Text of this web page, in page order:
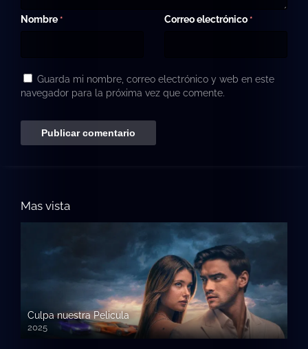
Nombre * Correo electrónico *
Guarda mi nombre, correo electrónico y web en este
navegador para la próxima vez que comente.
Mas vista
Culpa nuestra Pelicula
2025
720p HD